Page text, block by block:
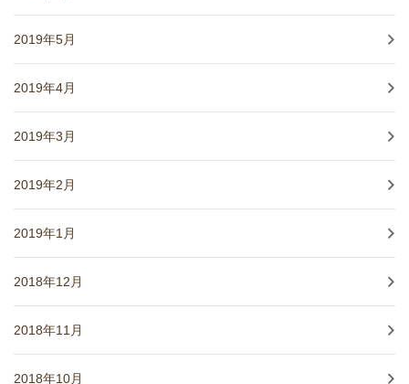
2019年5月
2019年4月
2019年3月
2019年2月
2019年1月
2018年12月
2018年11月
2018年10月